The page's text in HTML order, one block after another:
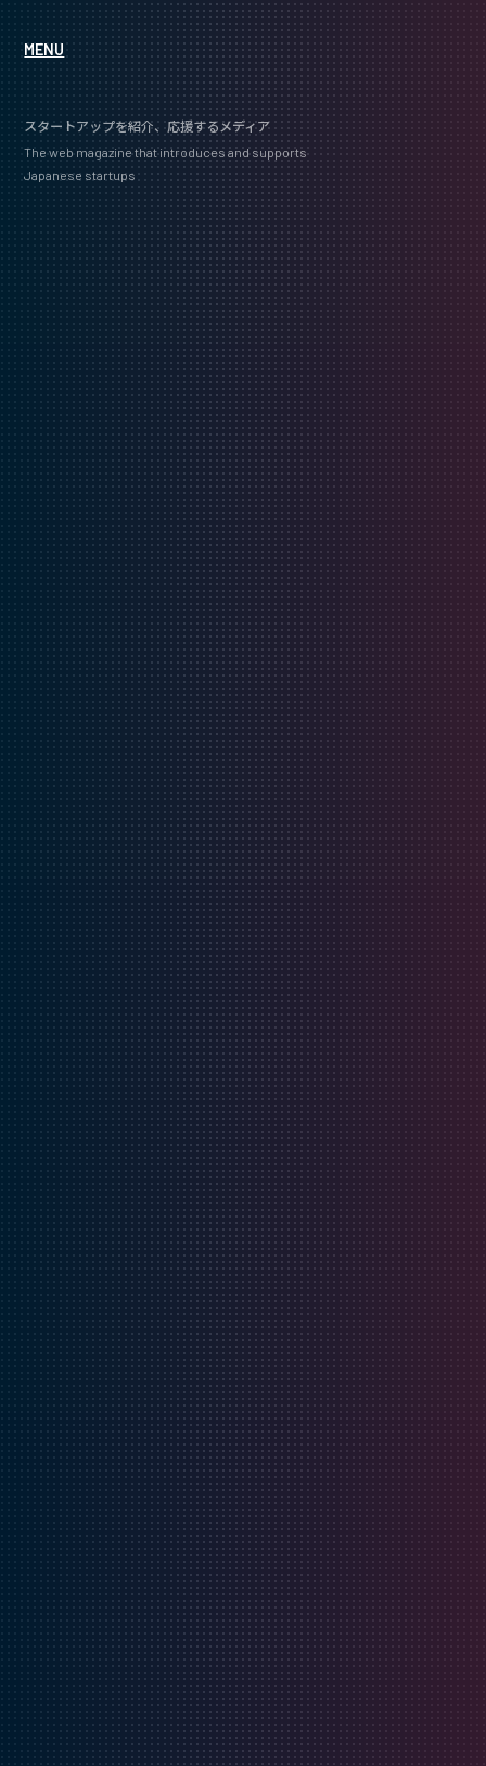
MENU
スタートアップを紹介、応援するメディア
The web magazine that introduces and supports
Japanese startups